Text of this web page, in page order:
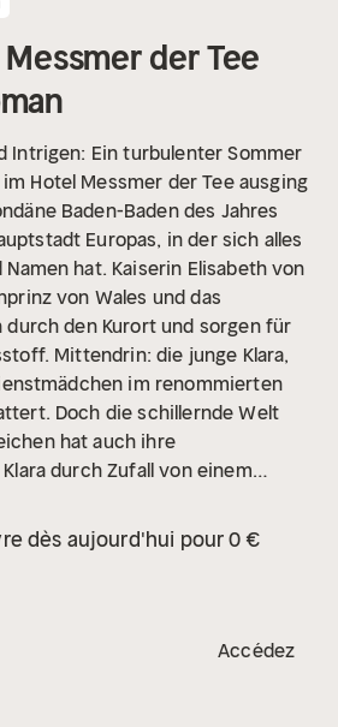
der Tee
Intrigen: Ein turbulenter Sommer
im Hotel Messmer der Tee ausging
Baden-Baden des Jahres
Europas, in der sich alles
hat. Kaiserin Elisabeth von
von Wales und das
durch den Kurort und sorgen für
Mittendrin: die junge Klara,
im renommierten
Doch die schillernde Welt
hat auch ihre
durch Zufall von einem
zu verhindern.
sie von einem charmanten
leichthändig geschrieben von
dès aujourd'hui pour 0 €
Accédez